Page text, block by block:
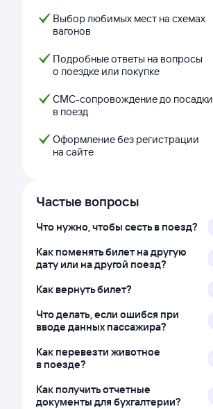
Выбор любимых мест на схемах
вагонов
Подробные ответы на вопросы
о поездке или покупке
СМС-сопровождение до посадки
в поезд
Оформление без регистрации
на сайте
Частые вопросы
Что нужно, чтобы сесть в поезд?
Как поменять билет на другую
дату или на другой поезд?
Как вернуть билет?
Что делать, если ошибся при
вводе данных пассажира?
Как перевезти животное
в поезде?
Как получить отчетные
документы для бухгалтерии?